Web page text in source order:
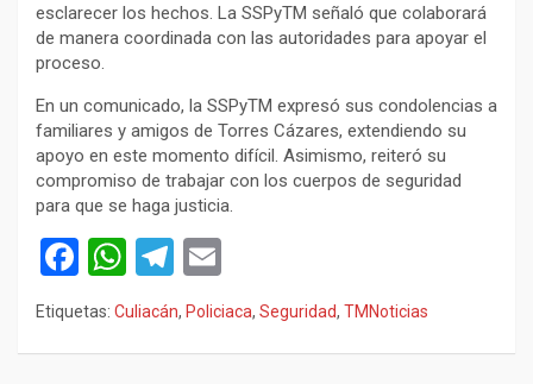
esclarecer los hechos. La SSPyTM señaló que colaborará
de manera coordinada con las autoridades para apoyar el
proceso.
En un comunicado, la SSPyTM expresó sus condolencias a
familiares y amigos de Torres Cázares, extendiendo su
apoyo en este momento difícil. Asimismo, reiteró su
compromiso de trabajar con los cuerpos de seguridad
para que se haga justicia.
F
a
ce
W
h
at
T
el
e
m
ail
Etiquetas: Culiacán, Policiaca, Seguridad, TMNoticias